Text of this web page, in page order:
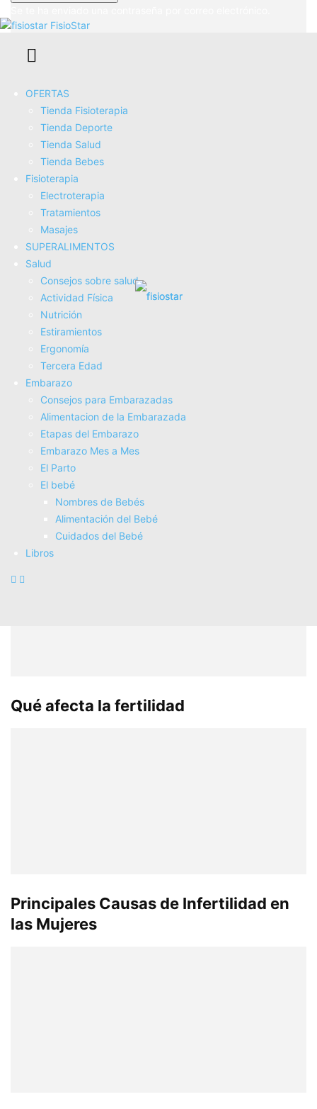
FisioStar
OFERTAS
Tienda Fisioterapia
Tienda Deporte
Tienda Salud
Tienda Bebes
Fisioterapia
Electroterapia
Tratamientos
Masajes
SUPERALIMENTOS
Salud
Consejos sobre salud
Actividad Fí­sica
Nutrición
Estiramientos
Ergonomí­a
Tercera Edad
Embarazo
Consejos para Embarazadas
Alimentacion de la Embarazada
Etapas del Embarazo
Embarazo Mes a Mes
El Parto
El bebé
Nombres de Bebés
Alimentación del Bebé
Cuidados del Bebé
Libros
prolactina alta?
La fisioterapia para la fertilidad en
mujeres
Qué afecta a la fertilidad 2
Qué afecta la fertilidad
Principales Causas de Infertilidad en
las Mujeres